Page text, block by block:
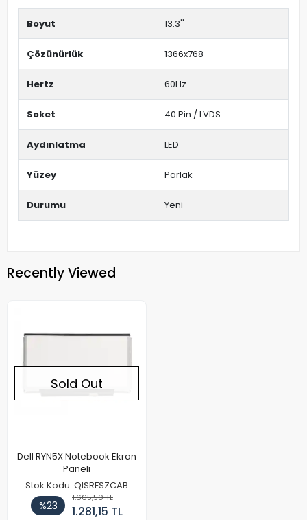
Boyut 13.3''
Çözünürlük 1366x768
Hertz 60Hz
Soket 40 Pin / LVDS
Aydınlatma LED
Yüzey Parlak
Durumu Yeni
Recently Viewed
Sold Out
Dell RYN5X Notebook Ekran
Paneli
Stok Kodu: QISRFSZCAB
%23
1.665,50 TL
1.281,15 TL